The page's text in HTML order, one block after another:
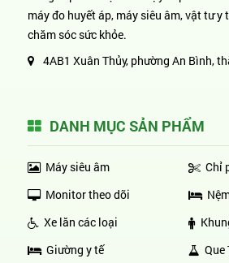
máy đo huyết áp, máy siêu âm, vật tư y
chăm sóc sức khỏe.
4AB1 Xuân Thủy, phường An Bình,
DANH MỤC SẢN PHẨM
Máy siêu âm
Monitor theo dõi
Xe lăn các loại
Giường y tế
Chỉ
Que